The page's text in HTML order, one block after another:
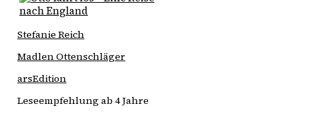
Stefanie Reich
Madlen Ottenschläger
arsEdition
Leseempfehlung ab 4 Jahre